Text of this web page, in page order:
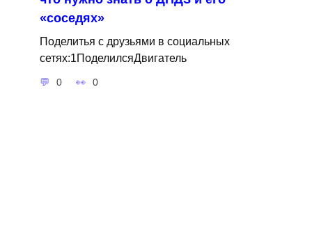
«соседях»
Поделитья с друзьями в социальных
сетях:1ПоделилсяДвигатель
0 0